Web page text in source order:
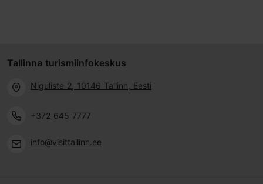
Tallinna turismiinfokeskus
Niguliste 2, 10146 Tallinn, Eesti
+372 645 7777
info@visittallinn.ee